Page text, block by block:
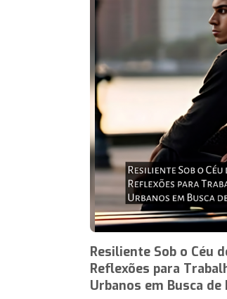
Resiliente Sob o Céu
Reflexões para
Urbanos em Busca